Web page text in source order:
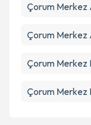
Çorum Merkez
Çorum Merkez
Çorum Merkez
Çorum Merkez